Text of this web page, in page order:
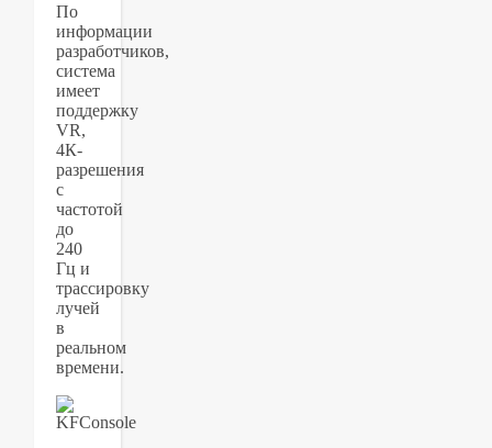
По
информации
разработчиков,
система
имеет
поддержку
VR,
4К-
разрешения
с
частотой
до
240
Гц и
трассировку
лучей
в
реальном
времени.